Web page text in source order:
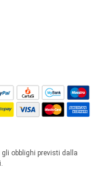
obblighi previsti dalla